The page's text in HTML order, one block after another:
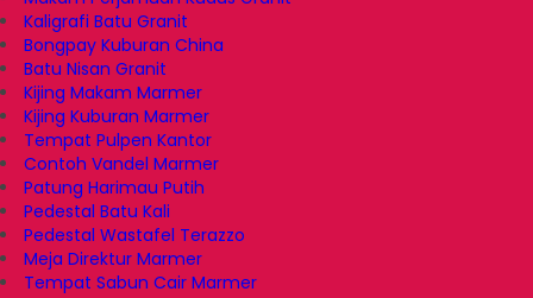
Kaligrafi Batu Granit
Bongpay Kuburan China
Batu Nisan Granit
Kijing Makam Marmer
Kijing Kuburan Marmer
Tempat Pulpen Kantor
Contoh Vandel Marmer
Patung Harimau Putih
Pedestal Batu Kali
Pedestal Wastafel Terazzo
Meja Direktur Marmer
Tempat Sabun Cair Marmer